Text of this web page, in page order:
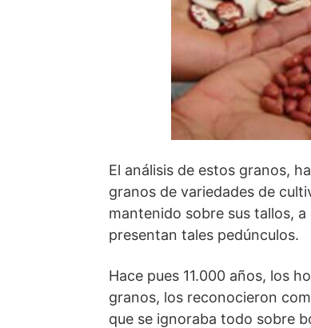
El análisis de estos granos,
granos de variedades de
mantenido sobre sus tallos,
presentan tales pedúnculos.
Hace pues 11.000 años, los
granos, los reconocieron
que se ignoraba todo sobre